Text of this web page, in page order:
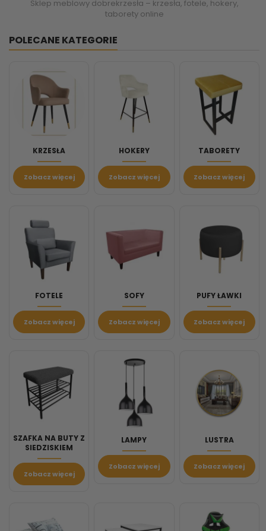
Sklep meblowy dobrekrzesła – krzesła, fotele, hokery,
taborety online
POLECANE KATEGORIE
KRZESŁA
Zobacz więcej
HOKERY
Zobacz więcej
TABORETY
Zobacz więcej
FOTELE
Zobacz więcej
SOFY
Zobacz więcej
PUFY ŁAWKI
Zobacz więcej
SZAFKA NA BUTY Z
SIEDZISKIEM
Zobacz więcej
LAMPY
Zobacz więcej
LUSTRA
Zobacz więcej